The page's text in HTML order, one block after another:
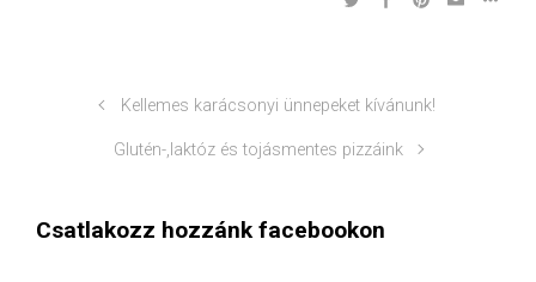
Kellemes karácsonyi ünnepeket kívánunk!
Glutén-,laktóz és tojásmentes pizzáink
Csatlakozz hozzánk facebookon